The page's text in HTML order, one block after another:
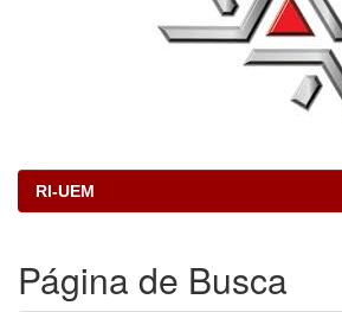
RI-UEM
Página de Busca